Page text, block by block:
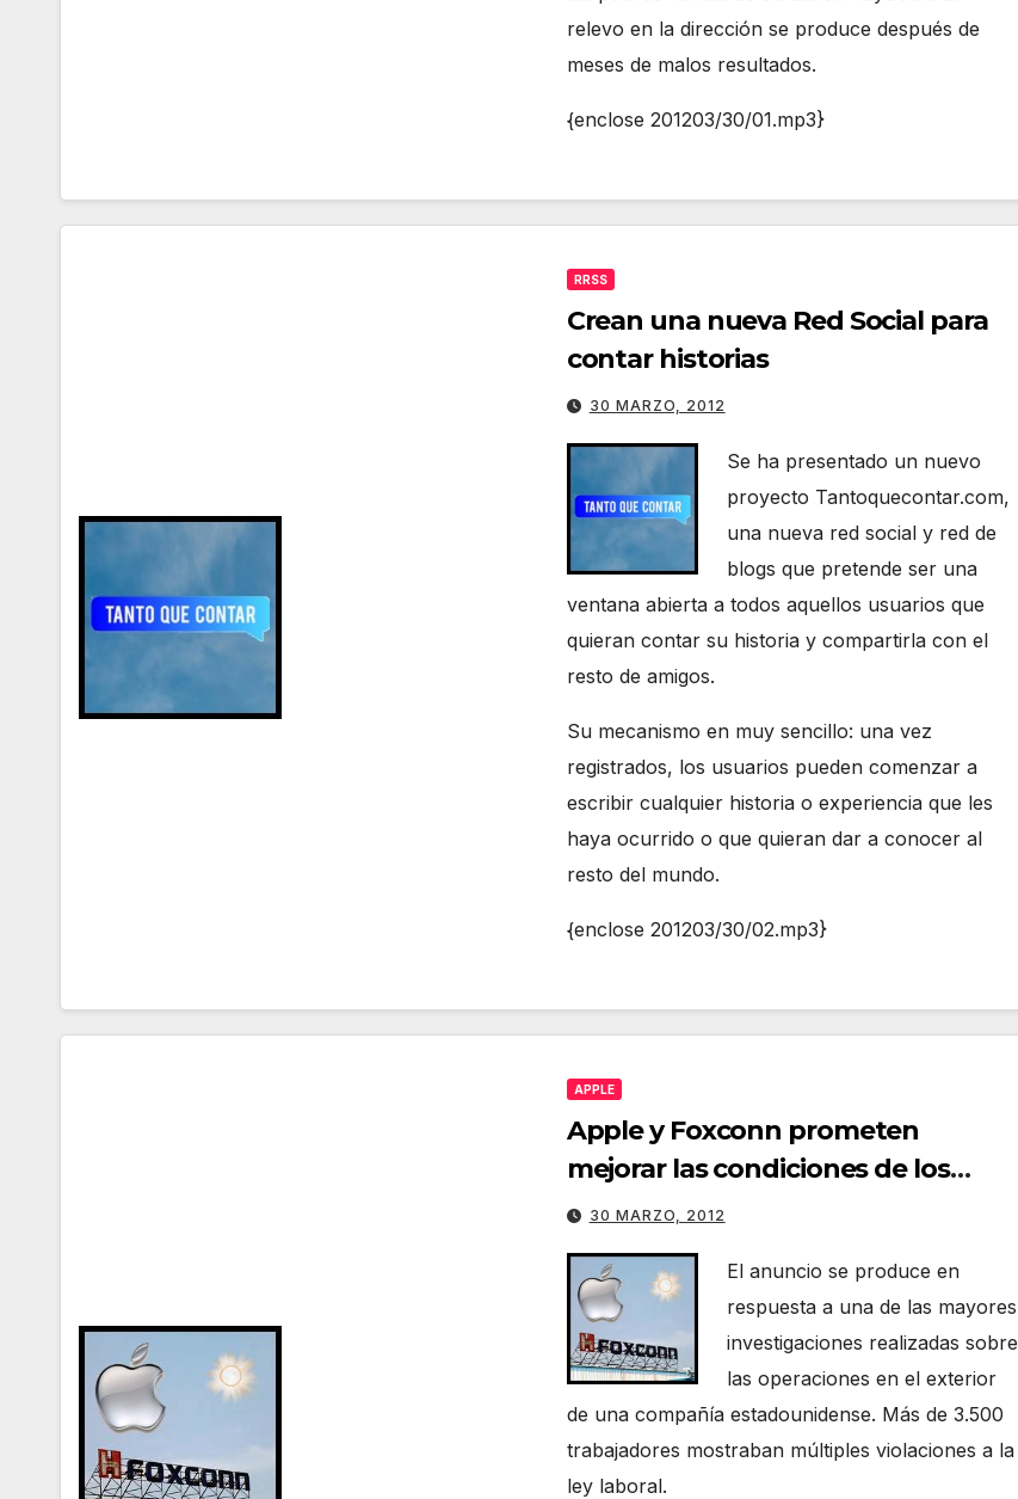
relevo en la dirección se produce después de
meses de malos resultados.
{enclose 201203/30/01.mp3}
RRSS
Crean una nueva Red Social para
contar historias
30 MARZO, 2012
Se ha presentado un nuevo
proyecto Tantoquecontar.com,
una nueva red social y red de
blogs que pretende ser una
ventana abierta a todos aquellos usuarios que
quieran contar su historia y compartirla con el
resto de amigos.
Su mecanismo en muy sencillo: una vez
registrados, los usuarios pueden comenzar a
escribir cualquier historia o experiencia que les
haya ocurrido o que quieran dar a conocer al
resto del mundo.
{enclose 201203/30/02.mp3}
APPLE
Apple y Foxconn prometen
mejorar las condiciones de los
trabajadores
30 MARZO, 2012
El anuncio se produce en
respuesta a una de las mayores
investigaciones realizadas sobre
las operaciones en el exterior
de una compañía estadounidense. Más de 3.500
trabajadores mostraban múltiples violaciones a la
ley laboral.